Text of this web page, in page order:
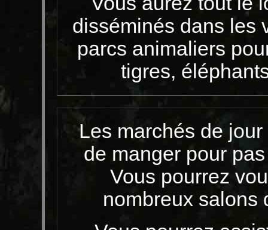
disséminés dans les
parcs animaliers
tigres,
Les marchés de
de manger pour
Vous pourrez
nombreux salons